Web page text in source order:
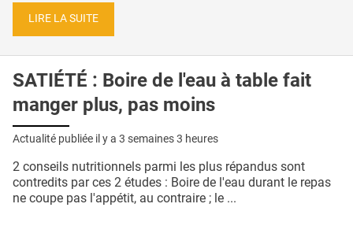
LIRE LA SUITE
SATIÉTÉ : Boire de l'eau à table fait
manger plus, pas moins
Actualité publiée il y a 3 semaines 3 heures
2 conseils nutritionnels parmi les plus répandus sont
contredits par ces 2 études : Boire de l'eau durant le repas
ne coupe pas l'appétit, au contraire ; le ...